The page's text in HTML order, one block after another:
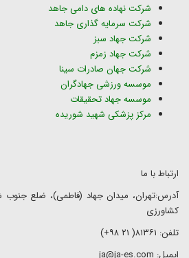
شرکت نهاده های دامی جاهد
شرکت سرمایه گذاری جاهد
شرکت جهاد سبز
شرکت جهاد زمزم
شرکت جهان صادرات سینا
موسسه ورزشی جهادگران
موسسه جهاد تحقیقات
مرکز پزشکی شهید شوریده
ارتباط با ما
کشاورزی
تلفن: ۸۱۳۶۱( ۲۱ ۹۸+)
ایمیل: ja@ja-es.com